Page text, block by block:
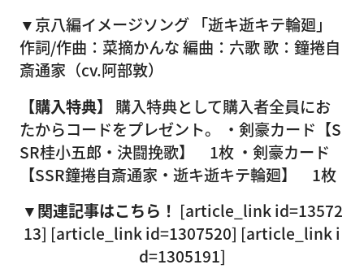
▼京八編イメージソング 「逝キ逝キテ輪廻」
作詞/作曲：菜摘かんな 編曲：六歌 歌：鐘捲自
斎通家（cv.阿部敦）
【購入特典】
購入特典として購入者全員にお
たからコードをプレゼント。 ・剣豪カード【S
SR桂小五郎・決闘挽歌】 1枚 ・剣豪カード
【SSR鐘捲自斎通家・逝キ逝キテ輪廻】 1枚
▼関連記事はこちら！ [article_link id=13572
13] [article_link id=1307520] [article_link i
d=1305191]